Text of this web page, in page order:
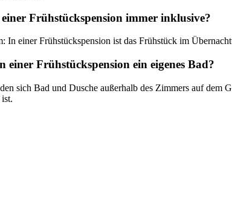
Frühstückspension immer inklusive?
In einer Frühstückspension ist das Frühstück im
einer Frühstückspension ein eigenes Bad?
sich Bad und Dusche außerhalb des Zimmers auf dem